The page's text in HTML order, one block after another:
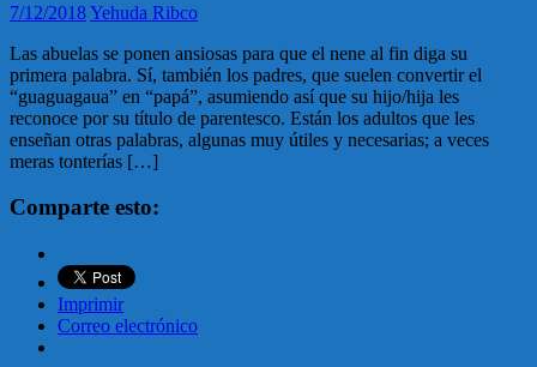
7/12/2018Yehuda Ribco
Las abuelas se ponen ansiosas para que el nene al fin diga su
primera palabra. Sí, también los padres, que suelen convertir el
“guaguagaua” en “papá”, asumiendo así que su hijo/hija les
reconoce por su título de parentesco. Están los adultos que les
enseñan otras palabras, algunas muy útiles y necesarias; a veces
meras tonterías […]
Comparte esto:
Imprimir
Correo electrónico